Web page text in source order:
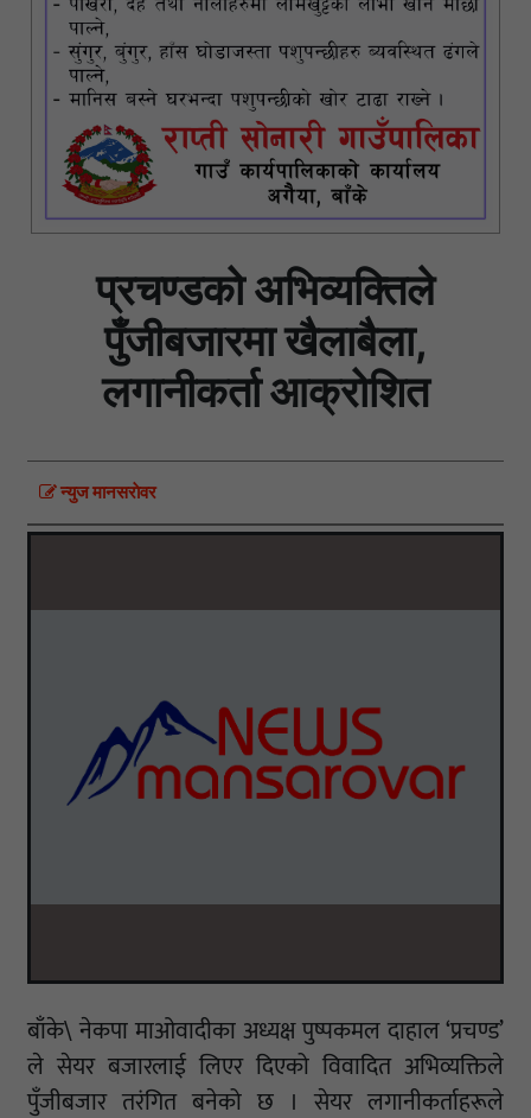
प्रचण्डको अभिव्यक्तिले
पुँजीबजारमा खैलाबैला,
लगानीकर्ता आक्रोशित
न्युज मानसराेवर
बाँके\ नेकपा माओवादीका अध्यक्ष पुष्पकमल दाहाल ‘प्रचण्ड’
ले सेयर बजारलाई लिएर दिएको विवादित अभिव्यक्तिले
पुँजीबजार तरंगित बनेको छ । सेयर लगानीकर्ताहरूले